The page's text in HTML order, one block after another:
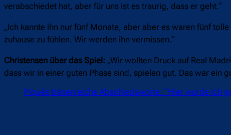
verabschiedet hat, aber für uns ist es traurig, dass er geht.“
„Ich kannte ihn nur fünf Monate, aber aber es waren fünf
zuhause zu fühlen. Wir werden ihn vermissen.“
Christensen über das Spiel: „Wir wollten Druck auf Real
dass wir in einer guten Phase sind, spielen gut. Das war ein
Piqués tränenreiche Abschiedsworte: “Hier wurde ich